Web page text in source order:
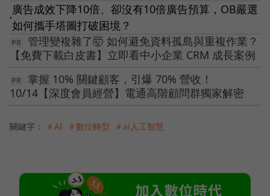
●
廣告成效下降10倍、卻沒有10倍廣告預算，OB嚴選
如何攜手塔圖打破困境？
管理變複雜了🤯 如何避免資料孤島與重複作業？
【免費下載白皮書】立即看中小企業 CRM 成長案例
掌握 10% 關鍵顧客，引爆 70% 營收！
10/14【深度會員經營】電通高階顧問群獨家解密
關鍵字： ＃AI ＃數位轉型 ＃ai人工智慧